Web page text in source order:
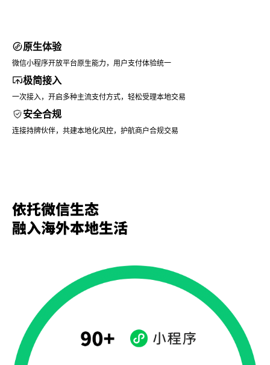
原生体验
微信小程序开放平台原生能力，用户支付体验统一
极简接入
一次接入，开启多种主流支付方式，轻松受理本地交易
安全合规
连接持牌伙伴，共建本地化风控，护航商户合规交易
依托微信生态
融入海外本地生活